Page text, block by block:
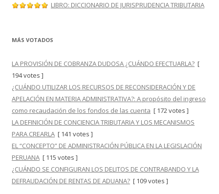
LIBRO: DICCIONARIO DE JURISPRUDENCIA TRIBUTARIA
MÁS VOTADOS
LA PROVISIÓN DE COBRANZA DUDOSA ¿CUÁNDO EFECTUARLA? [
194 votes ]
¿CUÁNDO UTILIZAR LOS RECURSOS DE RECONSIDERACIÓN Y DE
APELACIÓN EN MATERIA ADMINISTRATIVA?: A propósito del ingreso
como recaudación de los fondos de las cuenta [ 172 votes ]
LA DEFINICIÓN DE CONCIENCIA TRIBUTARIA Y LOS MECANISMOS
PARA CREARLA [ 141 votes ]
EL “CONCEPTO” DE ADMINISTRACIÓN PÚBLICA EN LA LEGISLACIÓN
PERUANA [ 115 votes ]
¿CUÁNDO SE CONFIGURAN LOS DELITOS DE CONTRABANDO Y LA
DEFRAUDACIÓN DE RENTAS DE ADUANA? [ 109 votes ]